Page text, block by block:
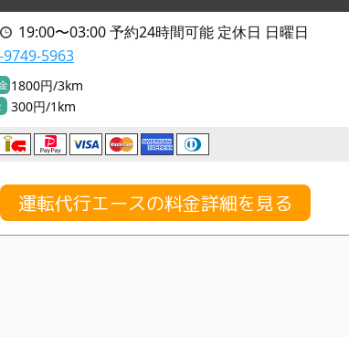
19:00〜03:00 予約24時間可能 定休日 日曜日
5963
1800円/3km
300円/1km
運転代行エースの料金詳細を見る